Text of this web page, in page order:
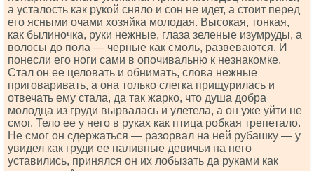
а усталость как рукой сняло и сон не идет, а стоит перед
его ясными очами хозяйка молодая. Высокая, тонкая,
как былиночка, руки нежные, глаза зеленые изумруды, а
волосы до пола — черные как смоль, развеваются. И
понесли его ноги сами в опочивальню к незнакомке.
Стал он ее целовать и обнимать, слова нежные
приговаривать, а она только слегка прищурилась и
отвечать ему стала, да так жарко, что душа добра
молодца из груди вырвалась и улетела, а он уже уйти не
смог. Тело ее у него в руках как птица робкая трепетало.
Не смог он сдержаться — разорвал на ней рубашку — у
увидел как груди ее наливные девичьи на него
уставились, принялся он их лобызать да руками как